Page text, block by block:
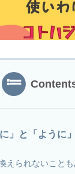
に」と「ように
えられないことも